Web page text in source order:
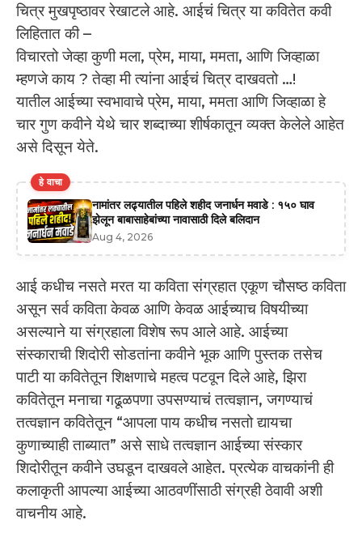
चित्र मुखपृष्ठावर रेखाटले आहे. आईचं चित्र या कवितेत कवी
लिहितात की –
विचारतो जेव्हा कुणी मला, प्रेम, माया, ममता, आणि जिव्हाळा
म्हणजे काय ? तेव्हा मी त्यांना आईचं चित्र दाखवतो …!
यातील आईच्या स्वभावाचे प्रेम, माया, ममता आणि जिव्हाळा हे
चार गुण कवीने येथे चार शब्दाच्या शीर्षकातून व्यक्त केलेले आहेत
असे दिसून येते.
हे वाचा
नामांतर लढ्यातील पहिले शहीद जनार्धन मवाडे : १५० घाव
झेलून बाबासाहेबांच्या नावासाठी दिले बलिदान
Aug 4, 2026
आई कधीच नसते मरत या कविता संग्रहात एकूण चौसष्ठ कविता
असून सर्व कविता केवळ आणि केवळ आईच्याच विषयीच्या
असल्याने या संग्रहाला विशेष रूप आले आहे. आईच्या
संस्काराची शिदोरी सोडतांना कवीने भूक आणि पुस्तक तसेच
पाटी या कवितेतून शिक्षणाचे महत्व पटवून दिले आहे, झिरा
कवितेतून मनाचा गढूळपणा उपसण्याचं तत्वज्ञान, जगण्याचं
तत्वज्ञान कवितेतून “आपला पाय कधीच नसतो द्यायचा
कुणाच्याही ताब्यात” असे साधे तत्वज्ञान आईच्या संस्कार
शिदोरीतून कवीने उघडून दाखवले आहेत. प्रत्येक वाचकांनी ही
कलाकृती आपल्या आईच्या आठवणींसाठी संग्रही ठेवावी अशी
वाचनीय आहे.